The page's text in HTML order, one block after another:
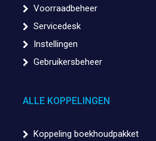
Voorraadbeheer
Servicedesk
Instellingen
Gebruikersbeheer
ALLE KOPPELINGEN
Koppeling boekhoudpakket